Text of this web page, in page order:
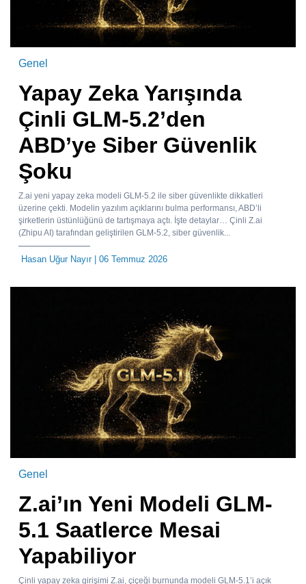
Genel
Yapay Zeka Yarışında
Çinli GLM-5.2’den
ABD’ye Siber Güvenlik
Şoku
Z.ai yeni yapay zeka modeli GLM-5.2 ile siber güvenlikte dikkatleri
üzerine çekti. Modelin yazılım açıklarını bulma performansı, ABD’li
şirketlerin üstünlüğünü de tartışmaya açtı. İşte detaylar… Çinli Z.ai
(Zhipu AI) tarafından geliştirilen GLM-5.2, siber güvenlik...
Hasan Uğur Nayır| 06 Temmuz 2026
Genel
Z.ai’ın Yeni Modeli GLM-
5.1 Saatlerce Mesai
Yapabiliyor
Çinli yapay zeka girişimi Z.ai, çiçeği burnunda modeli GLM-5.1’i açık